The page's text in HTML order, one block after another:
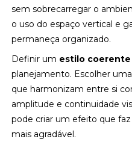
sem sobrecarregar o
o uso do espaço vertical e
permaneça organizado.
Definir um estilo coerente
planejamento. Escolher
que harmonizam entre si
amplitude e continuidade
pode criar um efeito que
mais agradável.